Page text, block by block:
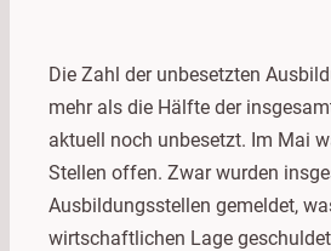
Die Zahl der unbesetzten
mehr als die Hälfte der
aktuell noch unbesetzt. Im Mai
Stellen offen. Zwar wurden
Ausbildungsstellen gemeldet,
wirtschaftlichen Lage